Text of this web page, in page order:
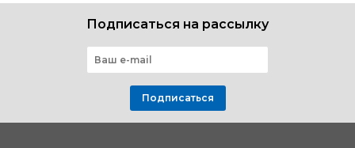
блокчейн Sui
Подписаться на рассылку
Подписаться